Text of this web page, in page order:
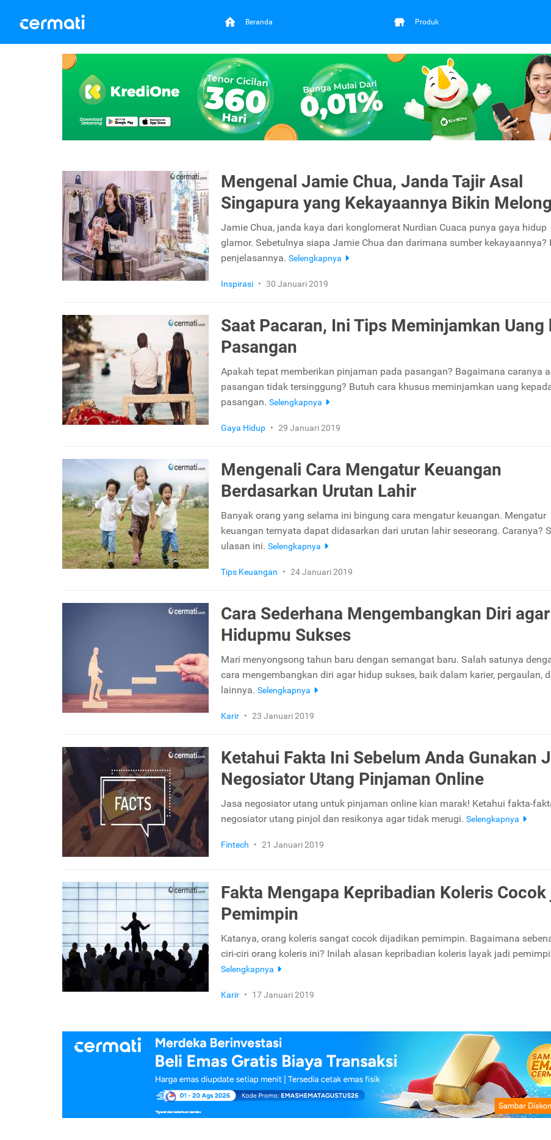
Beranda Produk
Mengenal Jamie Chua, Janda Tajir Asal
Singapura yang Kekayaannya Bikin
Jamie Chua, janda kaya dari konglomerat Nurdian Cuaca punya gaya hidup
glamor. Sebetulnya siapa Jamie Chua dan darimana sumber kekayaannya?
penjelasannya. Selengkapnya
Inspirasi • 30 Januari 2019
Saat Pacaran, Ini Tips Meminjamkan Uang
Pasangan
Apakah tepat memberikan pinjaman pada pasangan? Bagaimana caranya
pasangan tidak tersinggung? Butuh cara khusus meminjamkan uang
pasangan. Selengkapnya
Gaya Hidup • 29 Januari 2019
Mengenali Cara Mengatur Keuangan
Berdasarkan Urutan Lahir
Banyak orang yang selama ini bingung cara mengatur keuangan. Mengatur
keuangan ternyata dapat didasarkan dari urutan lahir seseorang. Caranya?
ulasan ini. Selengkapnya
Tips Keuangan • 24 Januari 2019
Cara Sederhana Mengembangkan Diri agar
Hidupmu Sukses
Mari menyongsong tahun baru dengan semangat baru. Salah satunya
cara mengembangkan diri agar hidup sukses, baik dalam karier, pergaulan,
lainnya. Selengkapnya
Karir • 23 Januari 2019
Ketahui Fakta Ini Sebelum Anda Gunakan
Negosiator Utang Pinjaman Online
Jasa negosiator utang untuk pinjaman online kian marak! Ketahui fakta-
negosiator utang pinjol dan resikonya agar tidak merugi. Selengkapnya
Fintech • 21 Januari 2019
Fakta Mengapa Kepribadian Koleris Cocok
Pemimpin
Katanya, orang koleris sangat cocok dijadikan pemimpin. Bagaimana
ciri-ciri orang koleris ini? Inilah alasan kepribadian koleris layak jadi
Selengkapnya
Karir • 17 Januari 2019